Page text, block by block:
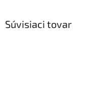
Súvisiaci tovar